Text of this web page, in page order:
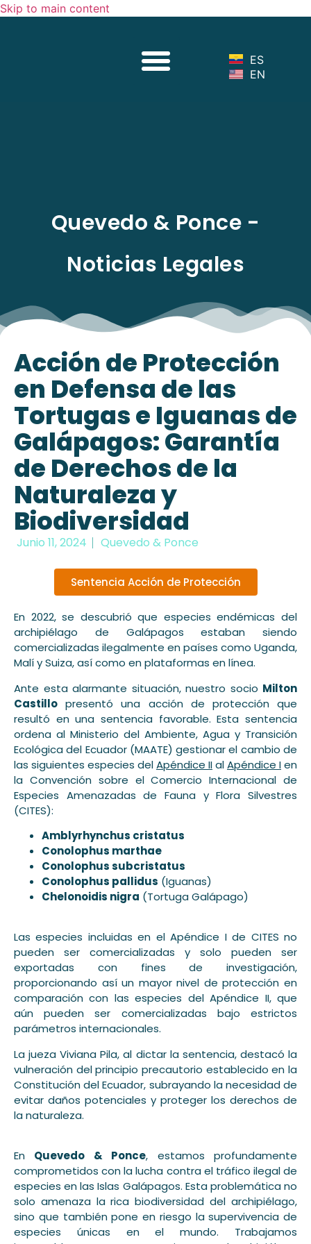
Skip to main content
ES
EN
Quevedo & Ponce -
Noticias Legales
Acción de Protección
en Defensa de las
Tortugas e Iguanas de
Galápagos: Garantía
de Derechos de la
Naturaleza y
Biodiversidad
Junio 11, 2024 Quevedo & Ponce
Sentencia Acción de Protección
En 2022, se descubrió que especies endémicas del
archipiélago de Galápagos estaban siendo
comercializadas ilegalmente en países como Uganda,
Malí y Suiza, así como en plataformas en línea.
Ante esta alarmante situación, nuestro socio Milton
Castillo presentó una acción de protección que
resultó en una sentencia favorable. Esta sentencia
ordena al Ministerio del Ambiente, Agua y Transición
Ecológica del Ecuador (MAATE) gestionar el cambio de
las siguientes especies delApéndice IIalApéndice Ien
la Convención sobre el Comercio Internacional de
Especies Amenazadas de Fauna y Flora Silvestres
(CITES):
Amblyrhynchus cristatus
Conolophus marthae
Conolophus subcristatus
Conolophus pallidus (Iguanas)
Chelonoidis nigra (Tortuga Galápago)
Las especies incluidas en el Apéndice I de CITES no
pueden ser comercializadas y solo pueden ser
exportadas con fines de investigación,
proporcionando así un mayor nivel de protección en
comparación con las especies del Apéndice II, que
aún pueden ser comercializadas bajo estrictos
parámetros internacionales.
La jueza Viviana Pila, al dictar la sentencia, destacó la
vulneración del principio precautorio establecido en la
Constitución del Ecuador, subrayando la necesidad de
evitar daños potenciales y proteger los derechos de
la naturaleza.
En Quevedo & Ponce, estamos profundamente
comprometidos con la lucha contra el tráfico ilegal de
especies en las Islas Galápagos. Esta problemática no
solo amenaza la rica biodiversidad del archipiélago,
sino que también pone en riesgo la supervivencia de
especies únicas en el mundo. Trabajamos